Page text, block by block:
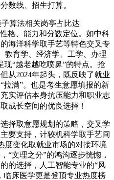
数线、招生打算。
法相关岗亭占比达
格、能力和分数定位。如中科
海洋科学取手艺等特色交叉专
教育学、经济学、工学、办理
“越老越吃喷鼻”的特点。抢
从2024年起头，既反映了就业
拉满”。也是考生意愿填报的新
实评估本身抗压能力和职业志
成长空间的优良选择！
取意愿规划的策略，交叉学
要支持，计较机科学取手艺间
度变化取就业市场的对接环境
“文理之分”的鸿沟逐步恍惚，
的选择，人工智能专业的“风
临床医学更是登顶专业热度榜